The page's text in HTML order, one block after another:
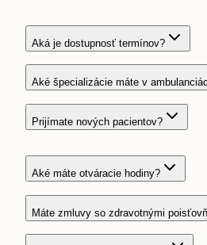
Aká je dostupnosť termínov?
Aké špecializácie máte v
Prijímate nových pacientov?
Aké máte otváracie hodiny?
Máte zmluvy so zdravotnými